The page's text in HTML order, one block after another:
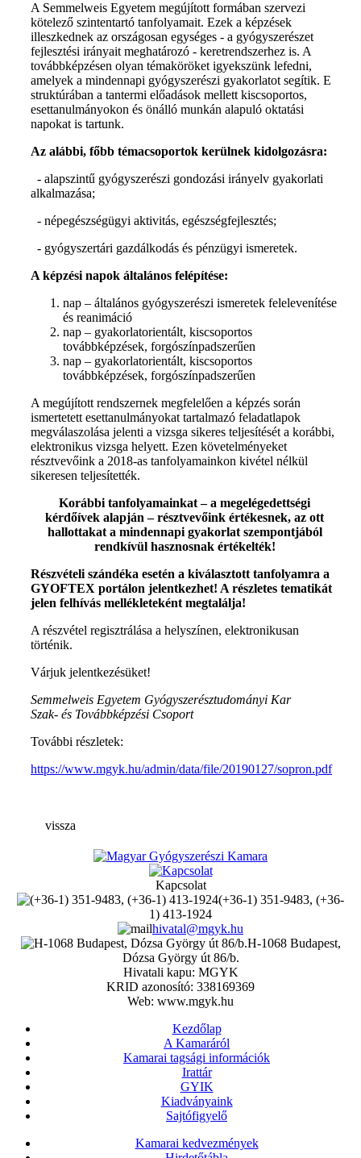
A Semmelweis Egyetem megújított formában szervezi
kötelező szintentartó tanfolyamait. Ezek a képzések
illeszkednek az országosan egységes - a gyógyszerészet
fejlesztési irányait meghatározó - keretrendszerhez is. A
továbbképzésen olyan témaköröket igyekszünk lefedni,
amelyek a mindennapi gyógyszerészi gyakorlatot segítik. E
struktúrában a tantermi előadások mellett kiscsoportos,
esettanulmányokon és önálló munkán alapuló oktatási
napokat is tartunk.
Az alábbi, főbb témacsoportok kerülnek kidolgozásra:
- alapszintű gyógyszerészi gondozási irányelv gyakorlati
alkalmazása;
- népegészségügyi aktivitás, egészségfejlesztés;
- gyógyszertári gazdálkodás és pénzügyi ismeretek.
A képzési napok általános felépítése:
nap – általános gyógyszerészi ismeretek felelevenítése
és reanimáció
nap – gyakorlatorientált, kiscsoportos
továbbképzések, forgószínpadszerűen
nap – gyakorlatorientált, kiscsoportos
továbbképzések, forgószínpadszerűen
A megújított rendszernek megfelelően a képzés során
ismertetett esettanulmányokat tartalmazó feladatlapok
megválaszolása jelenti a vizsga sikeres teljesítését a korábbi,
elektronikus vizsga helyett. Ezen követelményeket
résztvevőink a 2018-as tanfolyamainkon kivétel nélkül
sikeresen teljesítették.
Korábbi tanfolyamainkat – a megelégedettségi
kérdőívek alapján – résztvevőink értékesnek, az ott
hallottakat a mindennapi gyakorlat szempontjából
rendkívül hasznosnak értékelték!
Részvételi szándéka esetén a kiválasztott tanfolyamra a
GYOFTEX portálon jelentkezhet! A részletes tematikát
jelen felhívás mellékleteként megtalálja!
A részvétel regisztrálása a helyszínen, elektronikusan
történik.
Várjuk jelentkezésüket!
Semmelweis Egyetem Gyógyszerésztudományi Kar
Szak- és Továbbképzési Csoport
További részletek:
https://www.mgyk.hu/admin/data/file/20190127/sopron.pdf
vissza
Kapcsolat
(+36-1) 351-9483, (+36-
1) 413-1924
hivatal@mgyk.hu
H-1068 Budapest,
Dózsa György út 86/b.
Hivatali kapu: MGYK
KRID azonosító: 338169369
Web: www.mgyk.hu
Kezdőlap
A Kamaráról
Kamarai tagsági információk
Irattár
GYIK
Kiadványaink
Sajtófigyelő
Kamarai kedvezmények